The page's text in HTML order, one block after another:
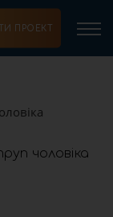
ПРОЕКТ